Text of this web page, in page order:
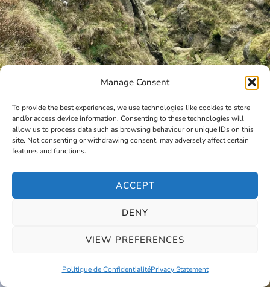
Manage Consent
To provide the best experiences, we use technologies like cookies to store
and/or access device information. Consenting to these technologies will
allow us to process data such as browsing behaviour or unique IDs on this
site. Not consenting or withdrawing consent, may adversely affect certain
features and functions.
ACCEPT
DENY
VIEW PREFERENCES
Politique de ConfidentialitéPrivacy Statement